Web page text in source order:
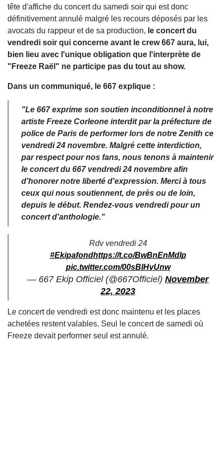
tête d'affiche du concert du samedi soir qui est donc
définitivement annulé malgré les recours déposés par les
avocats du rappeur et de sa production, le concert du
vendredi soir qui concerne avant le crew 667 aura, lui,
bien lieu avec l'unique obligation que l'interprète de
"Freeze Raël" ne participe pas du tout au show.
Dans un communiqué, le 667 explique :
"Le 667 exprime son soutien inconditionnel à notre
artiste Freeze Corleone interdit par la préfecture de
police de Paris de performer lors de notre Zenith ce
vendredi 24 novembre. Malgré cette interdiction,
par respect pour nos fans, nous tenons à maintenir
le concert du 667 vendredi 24 novembre afin
d'honorer notre liberté d'expression. Merci à tous
ceux qui nous soutiennent, de près ou de loin,
depuis le début. Rendez-vous vendredi pour un
concert d'anthologie."
Rdv vendredi 24
#Ekipafondhttps://t.co/BwBnEnMdIp
pic.twitter.com/00sBIHvUnw
— 667 Ekip Officiel (@667Officiel) November
22, 2023
Le concert de vendredi est donc maintenu et les places
achetées restent valables. Seul le concert de samedi où
Freeze devait performer seul est annulé.